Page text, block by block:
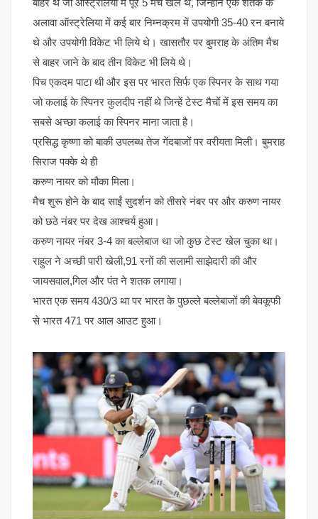
बाहर थे जो ऑस्ट्रेलिया में पूरे 5 मैच खेले थे, जिन्होंने एक शतक के
अलावा ऑस्ट्रेलिया में कई बार निम्नक्रम में उपयोगी 35-40 रन बनाये
थे और उपयोगी विकेट भी लिये थे। खासतौर पर बुमराह के अंतिम मैच
से बाहर जाने के बाद तीन विकेट भी लिये थे।
पिच एकदम पाटा थी और इस पर भारत सिर्फ एक स्पिनर के साथ गया
जो कलाई के स्पिनर कुलदीप नहीं थे जिन्हें टेस्ट मैचों में इस समय का
सबसे अच्छा कलाई का स्पिनर माना जाता है।
प्रसिद्ध कृष्णा को बाकी उपलब्ध तेज गेंदबाजों पर वरीयता मिली। बुमराह
सिराज पक्के थे ही
करुण नायर को मौका मिला।
मैच शुरू होने के बाद साईं सुदर्शन को तीसरे नंबर पर और करुण नायर
को छठे नंबर पर देख आश्चर्य हुआ।
करुण नायर नंबर 3-4 का बल्लेबाज था जो कुछ टेस्ट खेल चुका था।
राहुल ने अच्छी पारी खेली,91 रनों की सलामी साझेदारी की और
जायसवाल,गिल और पंत ने शतक लगाया।
भारत एक समय 430/3 था पर भारत के पुछल्ले बल्लेबाजों की बेवकूफी
से भारत 471 पर आल आउट हुआ।